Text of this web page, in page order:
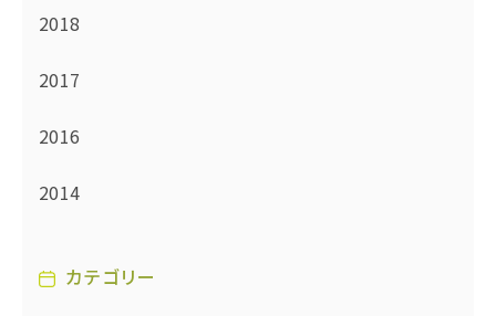
2018
2017
2016
2014
カテゴリー